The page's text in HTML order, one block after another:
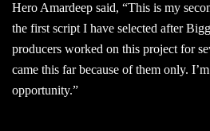
Hero Amardeep said, “This is my
the first script I have selected after
producers worked on this project for
came this far because of them only.
opportunity.”